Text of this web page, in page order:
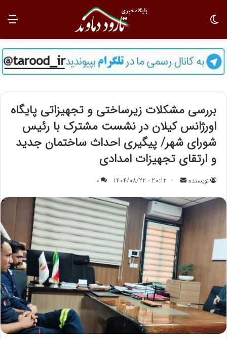
بررسی مشکلات زیرساختی و تجهیزاتی پایگاه
اورژانس کیلان در نشست مشترک با رئیس
شورای شهر/ پیگیری احداث ساختمان جدید
و ارتقای تجهیزات امدادی
نویسنده
س
ا
ل
ب
ه
ا
ی
م
ی
ل
20:12 - 1404/08/22
0